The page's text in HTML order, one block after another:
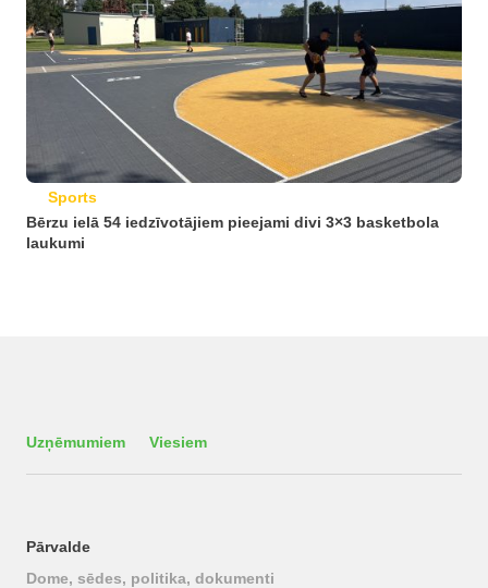
Sports
Bērzu ielā 54 iedzīvotājiem pieejami divi 3×3 basketbola
laukumi
Uzņēmumiem Viesiem
Pārvalde
Dome, sēdes, politika, dokumenti